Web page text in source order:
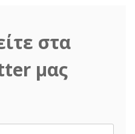
στα
μας